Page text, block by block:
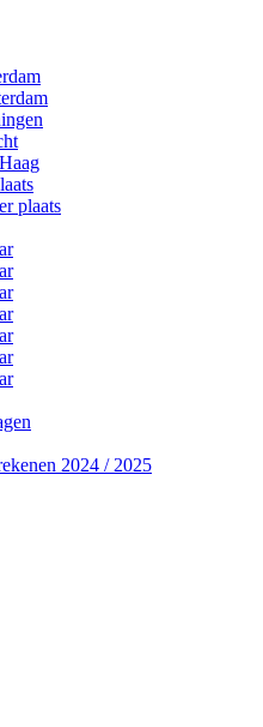
plaats
2024 / 2025